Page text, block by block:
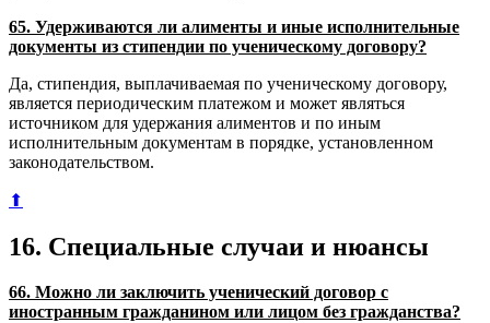
65. Удерживаются ли алименты и иные исполнительные
документы из стипендии по ученическому договору?
Да, стипендия, выплачиваемая по ученическому договору,
является периодическим платежом и может являться
источником для удержания алиментов и по иным
исполнительным документам в порядке, установленном
законодательством.
⬆
16. Специальные случаи и нюансы
66. Можно ли заключить ученический договор с
иностранным гражданином или лицом без гражданства?